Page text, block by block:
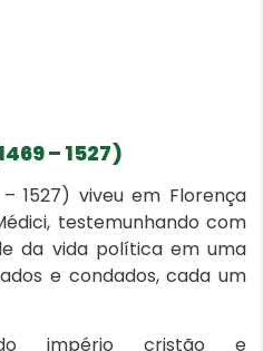
– 1527)
1527) viveu em Florença
testemunhando com
da vida política em uma
e condados, cada um
império cristão e